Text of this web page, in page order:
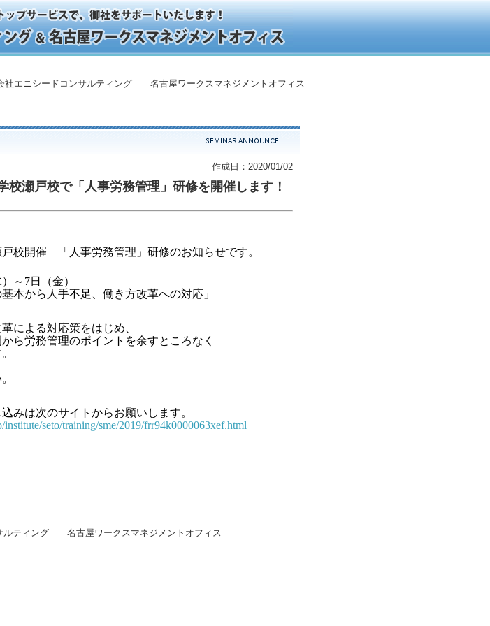
社エニシードコンサルティング 名古屋ワークスマネジメントオフィス
作成日：2020/01/02
校瀬戸校で「人事労務管理」研修を開催します！
校開催 「人事労務管理」研修のお知らせです。
～ 7日（金）
本から人手不足、働き方改革への対応」
による対応策をはじめ、
ら労務管理のポイントを余すところなく
みは次のサイトからお願いします。
seto/training/sme/2019/frr94k0000063xef.html
ルティング 名古屋ワークスマネジメントオフィス